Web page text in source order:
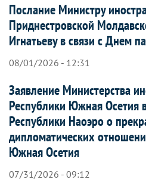
Послание Министру
Приднестровской
Игнатьеву в связи с Днем
08/01/2026 - 12:31
Заявление Министерства
Республики Южная Осетия
Республики Наоэро о
дипломатических
Южная Осетия
07/31/2026 - 09:12